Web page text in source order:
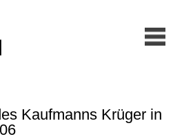
Kaufmanns Krüger in